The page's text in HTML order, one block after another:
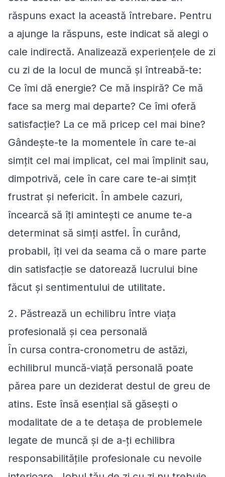
răspuns exact la această întrebare. Pentru
a ajunge la răspuns, este indicat să alegi o
cale indirectă. Analizează experiențele de zi
cu zi de la locul de muncă și întreabă-te:
Ce îmi dă energie? Ce mă inspiră? Ce mă
face sa merg mai departe? Ce îmi oferă
satisfacție? La ce mă pricep cel mai bine?
Gândește-te la momentele în care te-ai
simțit cel mai implicat, cel mai împlinit sau,
dimpotrivă, cele în care care te-ai simțit
frustrat și nefericit. În ambele cazuri,
încearcă să îți amintești ce anume te-a
determinat să simți astfel. În curând,
probabil, îți vei da seama că o mare parte
din satisfacție se datorează lucrului bine
făcut și sentimentului de utilitate.
2. Păstrează un echilibru între viața
profesională și cea personală
În cursa contra-cronometru de astăzi,
echilibrul muncă-viață personală poate
părea pare un deziderat destul de greu de
atins. Este însă esențial să găsești o
modalitate de a te detașa de problemele
legate de muncă și de a-ți echilibra
responsabilitățile profesionale cu nevoile